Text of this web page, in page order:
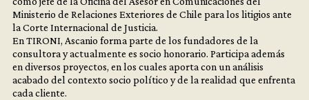
Ministerio de Relaciones Exteriores de Chile para los litigios ante
la Corte Internacional de Justicia.
En TIRONI, Ascanio forma parte de los fundadores de la
consultora y actualmente es socio honorario. Participa además
en diversos proyectos, en los cuales aporta con un análisis
acabado del contexto socio político y de la realidad que enfrenta
cada cliente.